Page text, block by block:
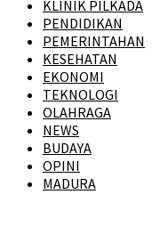
KLINIK PILKADA
PENDIDIKAN
PEMERINTAHAN
KESEHATAN
EKONOMI
TEKNOLOGI
OLAHRAGA
NEWS
BUDAYA
OPINI
MADURA